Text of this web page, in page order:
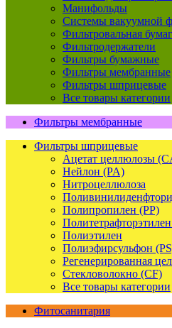
Манифольды
Системы вакуумной
Фильтровальная
Фильтродержатели
Фильтры бумажные
Фильтры мембранные
Фильтры шприцевые
Все товары категории
Фильтры мембранные
Фильтры шприцевые
Ацетат целлюлозы
Нейлон (PA)
Нитроцеллюлоза
Полипропилен (PP)
Полиэтилен
Полиэфирсульфон
Регенерированная
Стекловолокно (CF)
Все товары категории
Фитосанитария